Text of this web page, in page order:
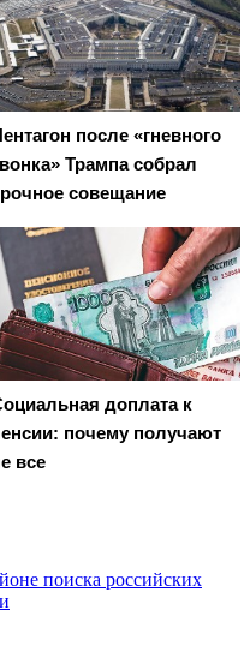
после «гневного
Трампа собрал
совещание
доплата к
почему получают
все
поиска российских